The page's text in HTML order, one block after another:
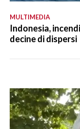
MULTIMEDIA
Indonesia,
decine di dispersi